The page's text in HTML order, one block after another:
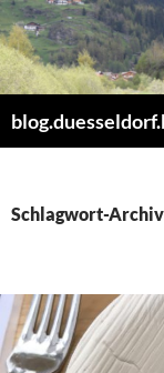
Zum
Inhalt
springen
Schlagwort-